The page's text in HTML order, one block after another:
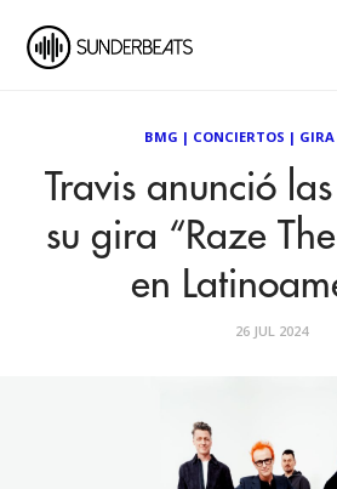
BMG | CONCIERTOS | GIRA
Travis anunció
su gira “Raze
en
26 JUL 2024